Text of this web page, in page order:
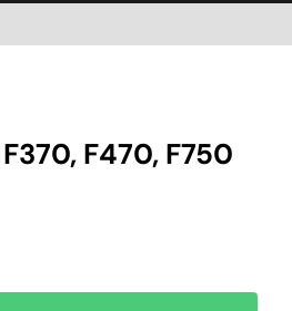
F470, F750